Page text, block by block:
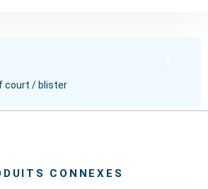
court / blister
CONNEXES